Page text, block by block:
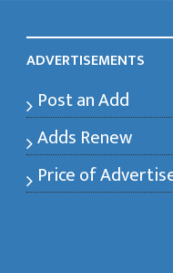
ADVERTISEMENTS
Post an Add
Adds Renew
Price of